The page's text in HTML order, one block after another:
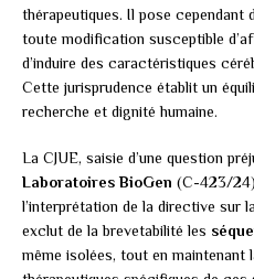
thérapeutiques. Il pose cependant
toute modification susceptible
d’induire des caractéristiques
Cette jurisprudence établit un
recherche et dignité humaine.
La CJUE, saisie d’une question
Laboratoires BioGen (C-423/24)
l’interprétation de la directive sur
exclut de la brevetabilité les
même isolées, tout en